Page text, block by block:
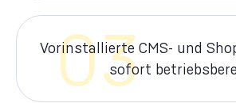
03
Vorinstallierte CMS- und
sofort